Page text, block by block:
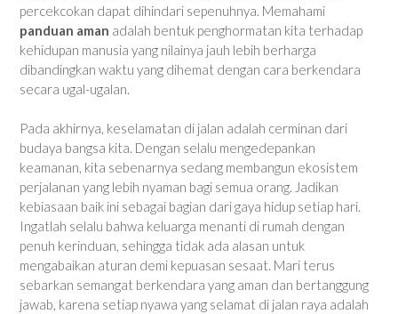
percekcokan dapat dihindari sepenuhnya. Memahami
panduan aman adalah bentuk penghormatan kita terhadap
kehidupan manusia yang nilainya jauh lebih berharga
dibandingkan waktu yang dihemat dengan cara berkendara
secara ugal-ugalan.
Pada akhirnya, keselamatan di jalan adalah cerminan dari
budaya bangsa kita. Dengan selalu mengedepankan
keamanan, kita sebenarnya sedang membangun ekosistem
perjalanan yang lebih nyaman bagi semua orang. Jadikan
kebiasaan baik ini sebagai bagian dari gaya hidup setiap hari.
Ingatlah selalu bahwa keluarga menanti di rumah dengan
penuh kerinduan, sehingga tidak ada alasan untuk
mengabaikan aturan demi kepuasan sesaat. Mari terus
sebarkan semangat berkendara yang aman dan bertanggung
jawab, karena setiap nyawa yang selamat di jalan raya adalah